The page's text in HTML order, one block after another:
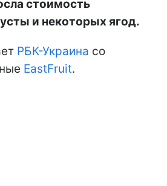
стоимость
и некоторых ягод.
РБК-Украина со
EastFruit.